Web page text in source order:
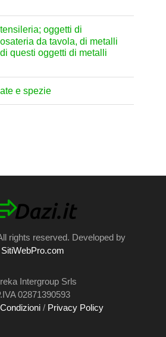
oggetti di
da tavola, di metalli
questi oggetti di metalli
e spezie
rights reserved. Developed by
SitiWebPro.com
Intergroup Srls
02871390593
/ Privacy Policy